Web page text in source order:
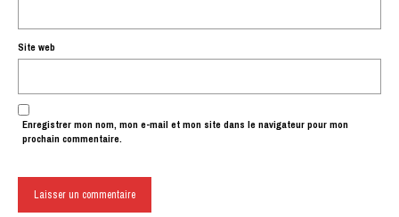
Site web
Enregistrer mon nom, mon e-mail et mon site dans le navigateur pour mon
prochain commentaire.